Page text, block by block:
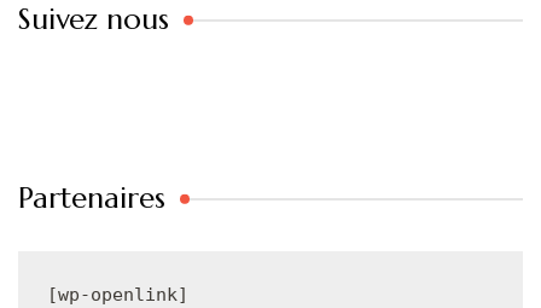
Suivez nous
Partenaires
[wp-openlink]